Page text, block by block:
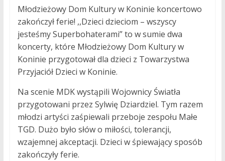
Młodzieżowy Dom Kultury w Koninie koncertowo
zakończył ferie! ,,Dzieci dzieciom – wszyscy
jesteśmy Superbohaterami” to w sumie dwa
koncerty, które Młodzieżowy Dom Kultury w
Koninie przygotował dla dzieci z Towarzystwa
Przyjaciół Dzieci w Koninie.
Na scenie MDK wystąpili Wojownicy Światła
przygotowani przez Sylwię Dziardziel. Tym razem
młodzi artyści zaśpiewali przeboje zespołu Małe
TGD. Dużo było słów o miłości, tolerancji,
wzajemnej akceptacji. Dzieci w śpiewający sposób
zakończyły ferie.